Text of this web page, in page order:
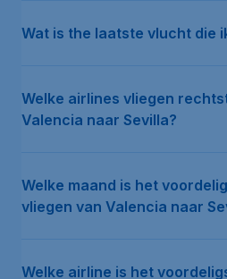
Wat is the laatste vlucht die
Welke airlines vliegen
Valencia naar Sevilla?
Welke maand is het
vliegen van Valencia naar
Welke airline is het